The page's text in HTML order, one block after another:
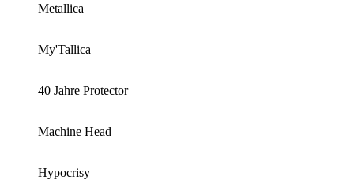
Metallica
My'Tallica
40 Jahre Protector
Machine Head
Hypocrisy